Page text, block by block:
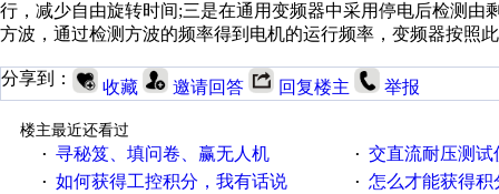
行，减少自由旋转时间;三是在通用变频器中采用停电后检测
方波，通过检测方波的频率得到电机的运行频率，变频器按
分享到： 收藏 邀请回答 回复楼主 举报
楼主最近还看过
· 寻秘笈、填问卷、赢无人机 · 交直流耐压测
· 如何获得工控积分，我有话说 · 怎么才能获得积